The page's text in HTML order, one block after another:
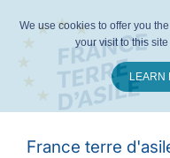
France terre
We use cookies to offer you
your visit to this
LEARN